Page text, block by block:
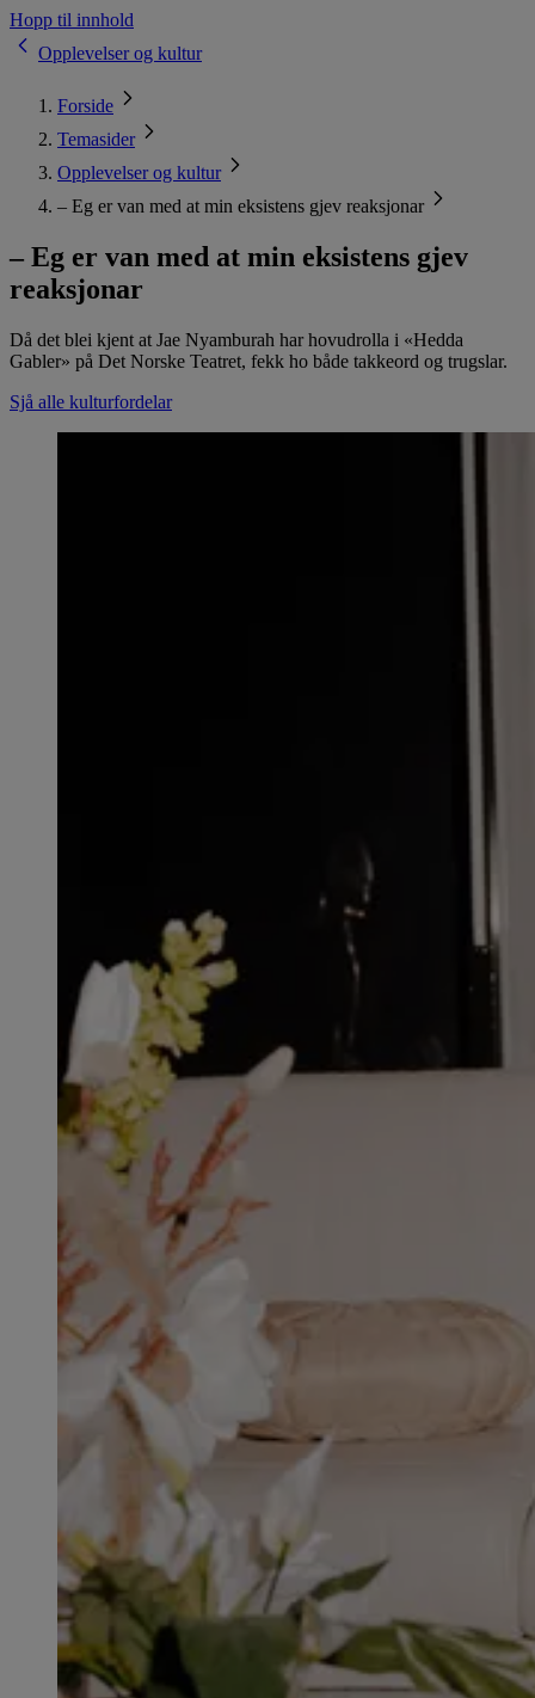
Hopp til innhold
Opplevelser og kultur
Forside
Temasider
Opplevelser og kultur
– Eg er van med at min eksistens gjev reaksjonar
– Eg er van med at min eksistens gjev
reaksjonar
Då det blei kjent at Jae Nyamburah har hovudrolla i «Hedda
Gabler» på Det Norske Teatret, fekk ho både takkeord og trugslar.
Sjå alle kulturfordelar